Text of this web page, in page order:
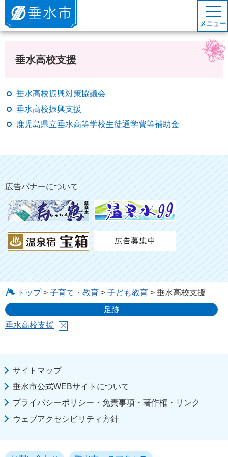
垂水市
メニュー
垂水高校支援
垂水高校振興対策協議会
垂水高校振興支援
鹿児島県立垂水高等学校生徒通学費等補助金
広告バナーについて
トップ> 子育て・教育> 子ども教育> 垂水高校支援
足跡
垂水高校支援
サイトマップ
垂水市公式WEBサイトについて
プライバシーポリシー・免責事項・著作権・リンク
ウェブアクセシビリティ方針